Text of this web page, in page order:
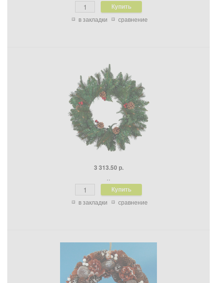
в закладки сравнение
в закладки сравнение
3 313.50 р.
..